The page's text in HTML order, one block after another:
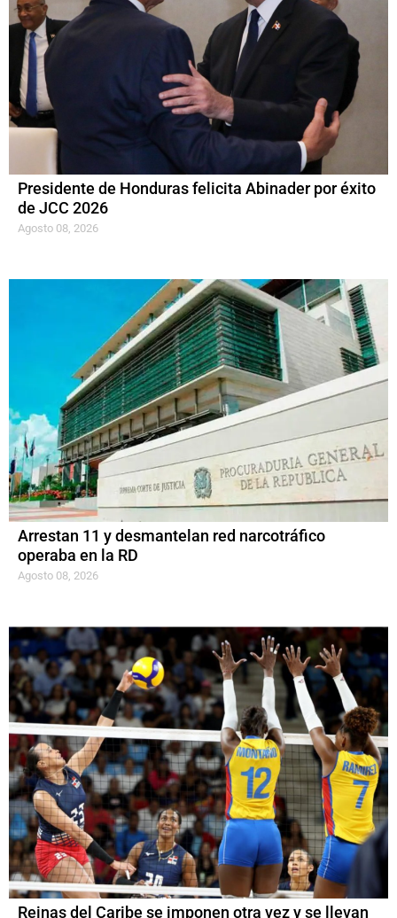
Presidente de Honduras felicita Abinader por éxito
de JCC 2026
Agosto 08, 2026
Arrestan 11 y desmantelan red narcotráfico
operaba en la RD
Agosto 08, 2026
Reinas del Caribe se imponen otra vez y se llevan